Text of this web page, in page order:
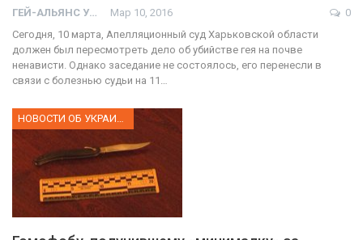
ГЕЙ-АЛЬЯНС УКРАИНА Мар 10, 2016
0
Сегодня, 10 марта, Апелляционный суд Харьковской области
должен был пересмотреть дело об убийстве гея на почве
ненависти. Однако заседание не состоялось, его перенесли в
связи с болезнью судьи на 11…
НОВОСТИ ОБ УКРАИНЕ